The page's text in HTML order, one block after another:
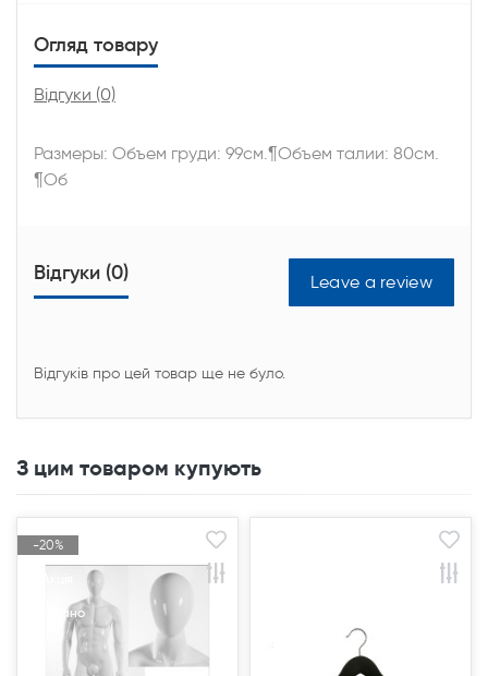
Огляд товару
Відгуки (0)
Размеры: Объем груди: 99см.¶Объем талии: 80см.
¶Об
Відгуки (0) Leave a review
Відгуків про цей товар ще не було.
З цим товаром купують
-20%
Продано
-20%
Продано